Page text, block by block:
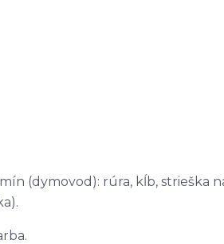
(dymovod): rúra, kĺb, strieška